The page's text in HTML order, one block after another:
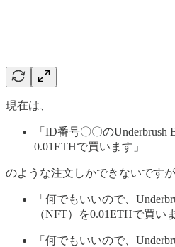
現在は、
「ID番号〇〇のUnderbrush
0.01ETHで買います」
のような注文しかできないです
「何でもいいので、
（NFT）を0.01ETHで買い
「何でもいいので、